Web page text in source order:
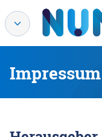
Impressum